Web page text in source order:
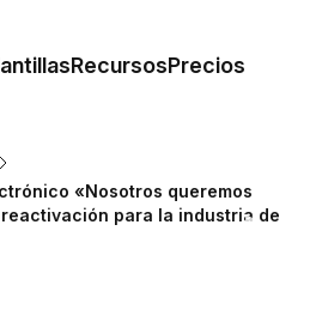
RecursosPrecios
«Nosotros queremos
para la industria de